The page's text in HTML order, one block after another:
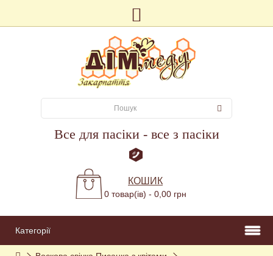
Все для пасіки - все з пасіки
КОШИК
0 товар(ів) - 0,00 грн
Категорії